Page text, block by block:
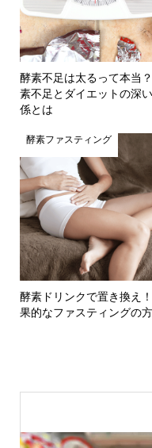
酵素不足は太るって本当
素不足とダイエットの深
係とは
酵素ファスティング
酵素ドリンクで置き換え
果的なファスティングの